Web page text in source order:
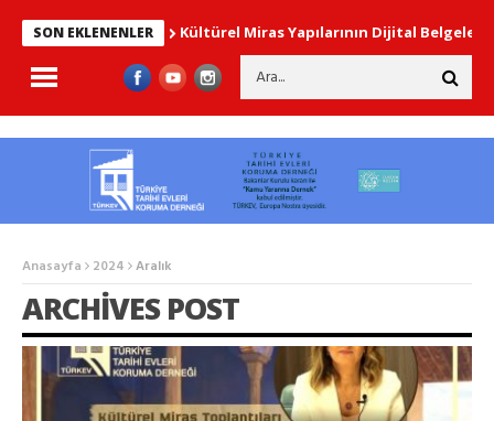
SON EKLENENLERKültürel Miras Yapılarının Dijital Belgelenmesi
Anasayfa 2024 Aralık
ARCHIVES POST